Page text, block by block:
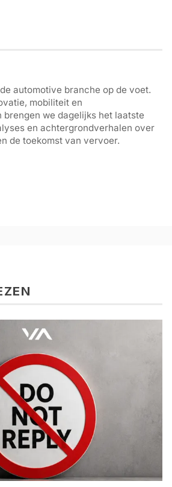
automotive branche op de voet.
mobiliteit en
brengen we dagelijks het laatste
en achtergrondverhalen over
de toekomst van vervoer.